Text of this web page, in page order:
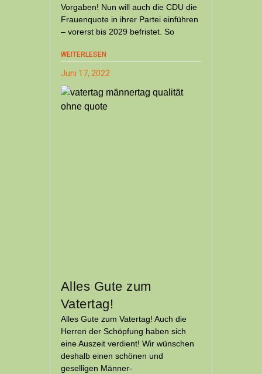
Vorgaben! Nun will auch die CDU die
Frauenquote in ihrer Partei einführen
– vorerst bis 2029 befristet. So
WEITERLESEN
Juni 17, 2022
Alles Gute zum
Vatertag!
Alles Gute zum Vatertag! Auch die
Herren der Schöpfung haben sich
eine Auszeit verdient! Wir wünschen
deshalb einen schönen und
geselligen Männer-